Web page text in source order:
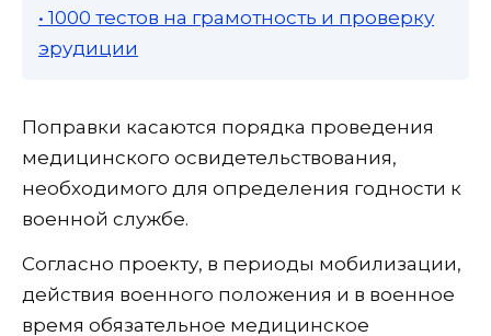
• 1000 тестов на грамотность и проверку
эрудиции
Поправки касаются порядка проведения
медицинского освидетельствования,
необходимого для определения годности к
военной службе.
Согласно проекту, в периоды мобилизации,
действия военного положения и в военное
время обязательное медицинское